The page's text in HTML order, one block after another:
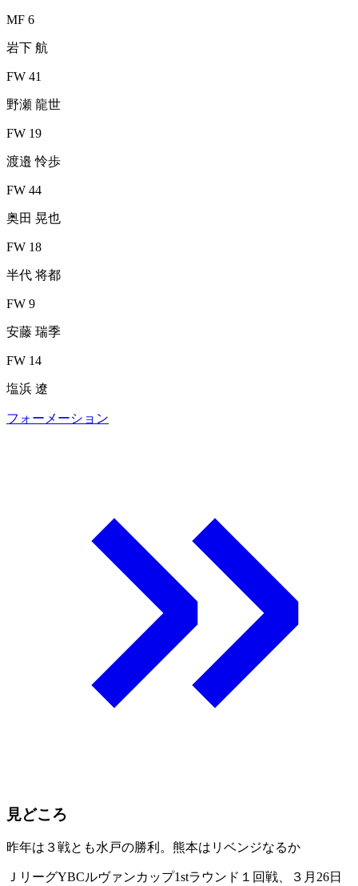
MF 6
岩下 航
FW 41
野瀬 龍世
FW 19
渡邉 怜歩
FW 44
奥田 晃也
FW 18
半代 将都
FW 9
安藤 瑞季
FW 14
塩浜 遼
フォーメーション
見どころ
昨年は３戦とも水戸の勝利。熊本はリベンジなるか
ＪリーグYBCルヴァンカップ1stラウンド１回戦、３月26日